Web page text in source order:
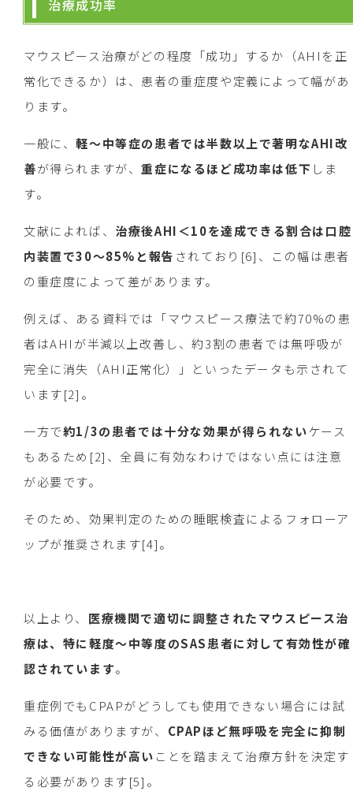
治療成功率
マウスピース治療がどの程度「成功」するか（AHIを正
常化できるか）は、患者の重症度や定義によって幅があ
ります。
一般に、軽〜中等症の患者では半数以上で著明なAHI改
善が得られますが、重症になるほど成功率は低下 しま
す。
文献によれば、 治療後AHI＜10を達成できる割合は口腔
内装置で30〜85%と報告 されており[6]、この幅は患者
の重症度によって差があります。
例えば、ある資料では「マウスピース療法で約70%の患
者はAHIが半減以上改善し、約3割の患者では無呼吸が
完全に消失（AHI正常化）」といったデータも示されて
います[2]。
一方で約1/3の患者では十分な効果が得られないケース
もあるため[2]、全員に有効なわけではない点には注意
が必要です。
そのため、効果判定のための睡眠検査によるフォローア
ップが推奨されます[4]。
以上より、 医療機関で適切に調整されたマウスピース治
療は、特に軽度〜中等度のSAS患者に対して有効性が確
認されています。
重症例でもCPAPがどうしても使用できない場合には試
みる価値がありますが、 CPAPほど無呼吸を完全に抑制
できない可能性が高い ことを踏まえて治療方針を決定す
る必要があります[5]。